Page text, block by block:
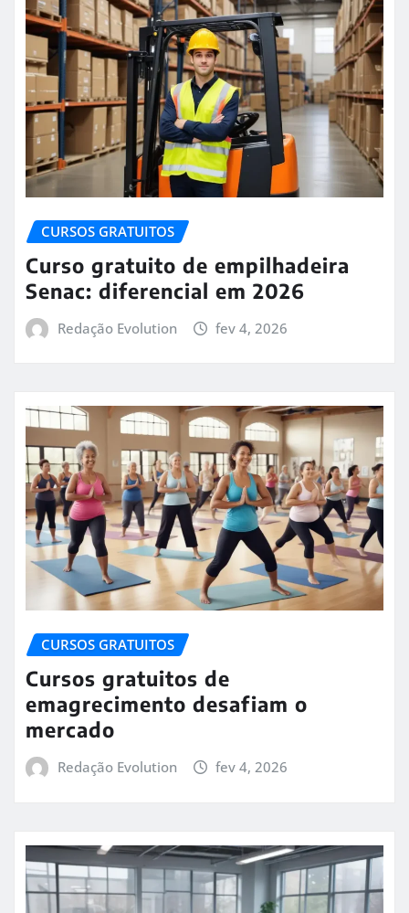
CURSOS GRATUITOS
Curso gratuito de empilhadeira
Senac: diferencial em 2026
Redação Evolution fev 4, 2026
CURSOS GRATUITOS
Cursos gratuitos de
emagrecimento desafiam o
mercado
Redação Evolution fev 4, 2026